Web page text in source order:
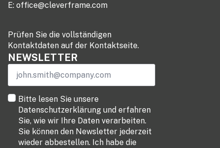
E: office@cleverframe.com
Prüfen Sie die vollständigen
Kontaktdaten auf der Kontaktseite.
NEWSLETTER
Email
termsBitte lesen Sie unsere
Datenschutzerklärung und erfahren
Sie, wie wir Ihre Daten verarbeiten.
Sie können den Newsletter jederzeit
wieder abbestellen. Ich habe die